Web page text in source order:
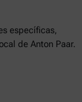
específicas,
de Anton Paar.